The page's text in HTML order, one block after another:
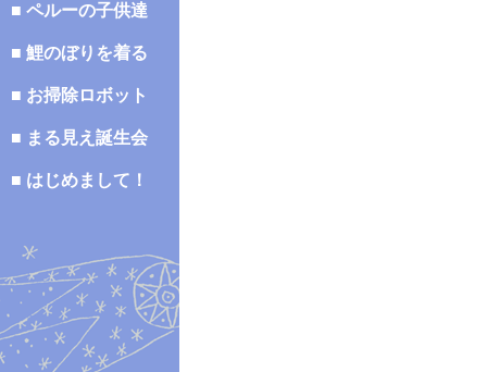
■ ペルーの子供達
■ 鯉のぼりを着る
■ お掃除ロボット
■ まる見え誕生会
■ はじめまして！